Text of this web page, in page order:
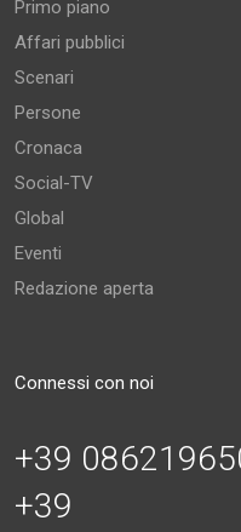
Primo piano
Affari pubblici
Scenari
Persone
Cronaca
Social-TV
Global
Eventi
Redazione aperta
Connessi con noi
+39
+39